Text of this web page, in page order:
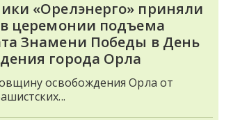
«Орелэнерго» приняли
в церемонии подъема
Знамени Победы в День
города Орла
освобождения Орла от